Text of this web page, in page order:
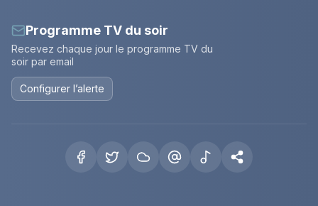
Programme TV du soir
Recevez chaque jour le programme TV du
soir par email
Configurer l’alerte